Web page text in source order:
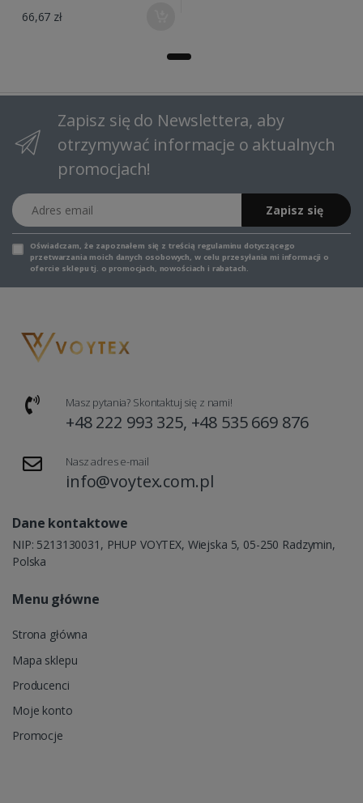
66,67 zł
Zapisz się do Newslettera, aby
otrzymywać informacje o aktualnych
promocjach!
Adres email
Zapisz się
Oświadczam, że zapoznałem się z treścią regulaminu dotyczącego
przetwarzania moich danych osobowych, w celu przesyłania mi informacji o
ofercie sklepu tj. o promocjach, nowościach i rabatach.
Masz pytania? Skontaktuj się z nami!
+48 222 993 325, +48 535 669 876
Nasz adres e-mail
info@voytex.com.pl
Dane kontaktowe
NIP: 5213130031, PHUP VOYTEX, Wiejska 5, 05-250 Radzymin,
Polska
Menu główne
Strona główna
Mapa sklepu
Producenci
Moje konto
Promocje